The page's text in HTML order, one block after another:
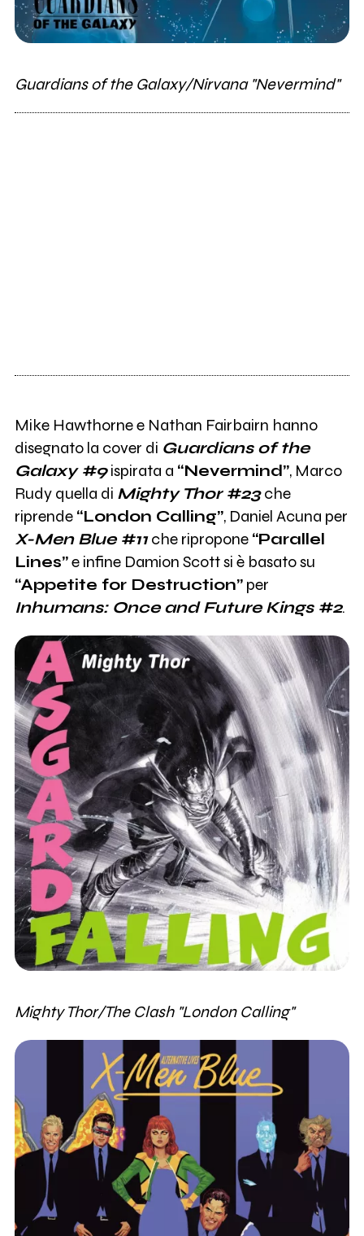
Guardians of the Galaxy/Nirvana "Nevermind"
Mike Hawthorne e Nathan Fairbairn hanno
disegnato la cover di Guardians of the
Galaxy #9ispirata a “Nevermind”, Marco
Rudy quella di Mighty Thor #23che
riprende “London Calling”, Daniel Acuna per
X-Men Blue #11che ripropone “Parallel
Lines”e infine Damion Scott si è basato su
“Appetite for Destruction”per
Inhumans: Once and Future Kings #2.
Mighty Thor/The Clash "London Calling"